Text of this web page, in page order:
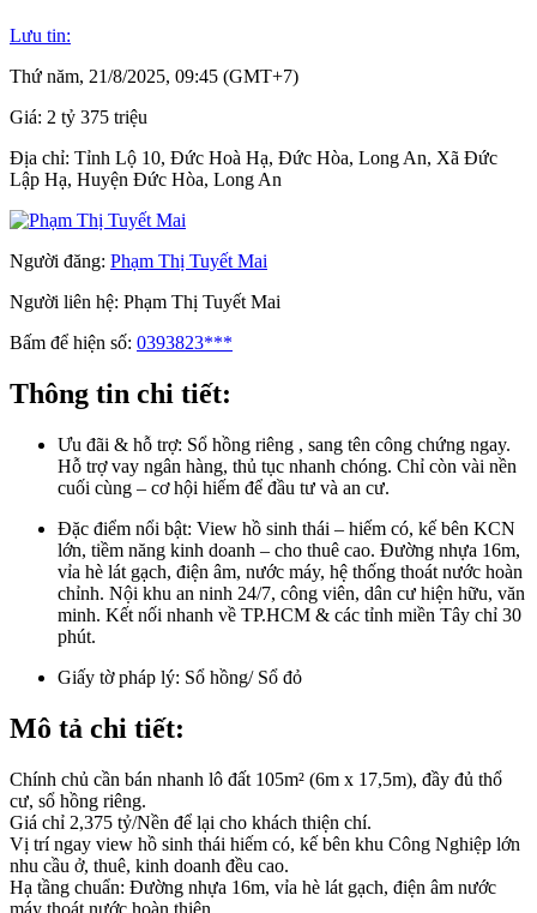
Lưu tin:
Thứ năm, 21/8/2025, 09:45 (GMT+7)
Giá: 2 tỷ 375 triệu
Địa chỉ: Tỉnh Lộ 10, Đức Hoà Hạ, Đức Hòa, Long An, Xã Đức
Lập Hạ, Huyện Đức Hòa, Long An
Người đăng: Phạm Thị Tuyết Mai
Người liên hệ: Phạm Thị Tuyết Mai
Bấm để hiện số: 0393823***
Thông tin chi tiết:
Ưu đãi & hỗ trợ: Sổ hồng riêng , sang tên công chứng ngay.
Hỗ trợ vay ngân hàng, thủ tục nhanh chóng. Chỉ còn vài nền
cuối cùng – cơ hội hiếm để đầu tư và an cư.
Đặc điểm nổi bật: View hồ sinh thái – hiếm có, kế bên KCN
lớn, tiềm năng kinh doanh – cho thuê cao. Đường nhựa 16m,
vỉa hè lát gạch, điện âm, nước máy, hệ thống thoát nước hoàn
chỉnh. Nội khu an ninh 24/7, công viên, dân cư hiện hữu, văn
minh. Kết nối nhanh về TP.HCM & các tỉnh miền Tây chỉ 30
phút.
Giấy tờ pháp lý: Sổ hồng/ Sổ đỏ
Mô tả chi tiết:
Chính chủ cần bán nhanh lô đất 105m² (6m x 17,5m), đầy đủ thổ
cư, sổ hồng riêng.
Giá chỉ 2,375 tỷ/Nền để lại cho khách thiện chí.
Vị trí ngay view hồ sinh thái hiếm có, kế bên khu Công Nghiệp lớn
nhu cầu ở, thuê, kinh doanh đều cao.
Hạ tầng chuẩn: Đường nhựa 16m, vỉa hè lát gạch, điện âm nước
máy thoát nước hoàn thiện.